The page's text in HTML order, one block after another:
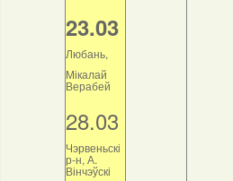
23.03
Любань,
Мікалай
Верабей
28.03
Чэрвеньскі
р-н, А.
Вінчэўскі